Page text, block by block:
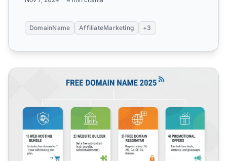
DomainName AffiliateMarketing +3
Ako získať doménu zadarmo?